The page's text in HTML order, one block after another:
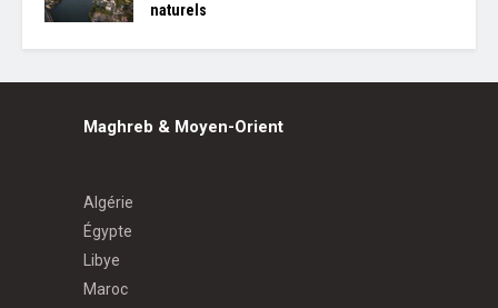
naturels
Maghreb & Moyen-Orient
Algérie
Égypte
Libye
Maroc